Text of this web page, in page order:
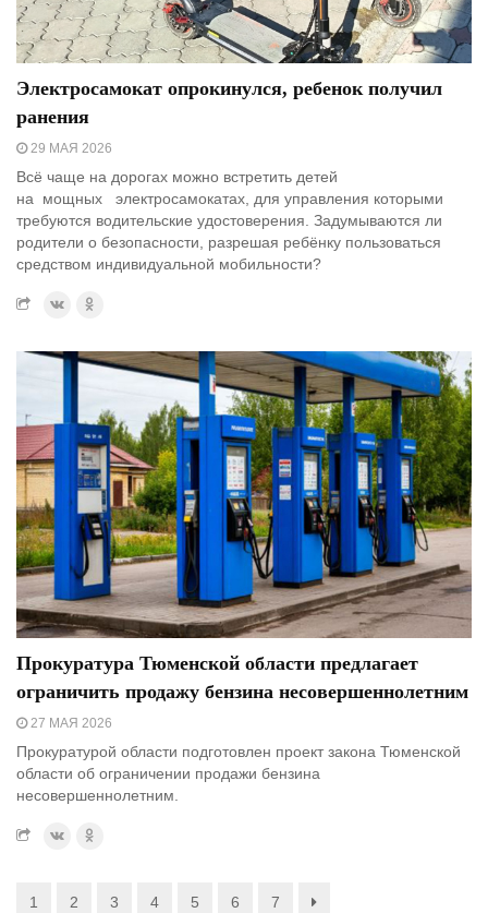
Электросамокат опрокинулся, ребенок получил
ранения
29 МАЯ 2026
Всё чаще на дорогах можно встретить детей
на мощных электросамокатах, для управления которыми
требуются водительские удостоверения. Задумываются ли
родители о безопасности, разрешая ребёнку пользоваться
средством индивидуальной мобильности?
Прокуратура Тюменской области предлагает
ограничить продажу бензина несовершеннолетним
27 МАЯ 2026
Прокуратурой области подготовлен проект закона Тюменской
области об ограничении продажи бензина
несовершеннолетним.
1 2 3 4 5 6 7